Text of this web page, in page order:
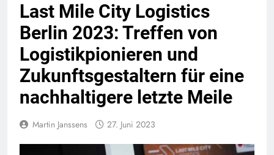
Last Mile City Logistics
Berlin 2023: Treffen von
Logistikpionieren und
Zukunftsgestaltern für eine
nachhaltigere letzte Meile
Martin Janssens 27. Juni 2023